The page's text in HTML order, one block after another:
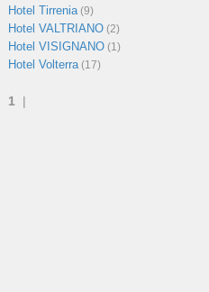
Hotel Tirrenia(9)
Hotel VALTRIANO (2)
Hotel VISIGNANO (1)
Hotel Volterra(17)
1 |